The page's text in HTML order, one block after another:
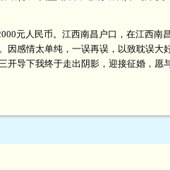
元人民币。江西南昌户口，在江西南
感情太单纯，一误再误，以致耽误大
导下我终于走出阴影，迎接征婚，愿